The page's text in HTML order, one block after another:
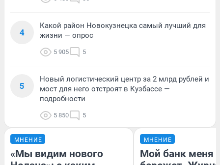
4
Какой район Новокузнецка самый лучший для
жизни — опрос
5 905 5
5
Новый логистический центр за 2 млрд рублей и
мост для него отстроят в Кузбассе —
подробности
5 850 5
МНЕНИЕ
«Мы видим нового
МНЕНИЕ
Мой банк меня